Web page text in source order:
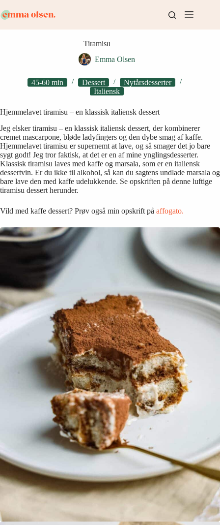
til
indhold
Tiramisu
Emma Olsen
45-60 min Dessert
Nytårsdesserter
Italiensk
Hjemmelavet tiramisu – en klassisk italiensk dessert
Jeg elsker tiramisu – en klassisk italiensk dessert, der kombinerer
cremet mascarpone, bløde ladyfingers og den dybe smag af kaffe.
Hjemmelavet tiramisu er supernemt at lave, og så smager det jo bare
sygt godt! Jeg tror faktisk, at det er en af mine ynglingsdesserter.
Klassisk tiramisu laves med kaffe og marsala, som er en italiensk
dessertvin. Er du ikke til alkohol, så kan du sagtens undlade marsala og
bare lave den med kaffe udelukkende. Se opskriften på denne luftige
tiramisu dessert herunder.
Vild med kaffe dessert? Prøv også min opskrift på affogato.